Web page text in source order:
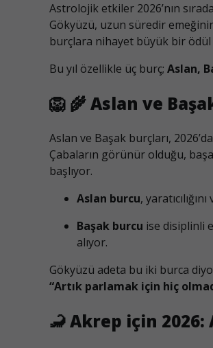
Astrolojik etkiler 2026’nın
Gökyüzü, uzun süredir emeğinin
burçlara nihayet büyük bir
Bu yıl özellikle üç burç; Aslan,
🦁 🌾Aslan ve
Aslan ve Başak burçları,
Çabaların görünür olduğu,
başlıyor.
Aslan burcu,
Başak burcu ise disiplinli
alıyor.
Gökyüzü adeta bu iki burca
“Artık parlamak için hiç
🦂Akrep için 2026: